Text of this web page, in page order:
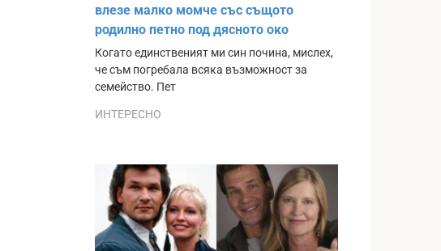
влезе малко момче със същото
родилно петно под дясното око
Когато единственият ми син почина, мислех,
че съм погребала всяка възможност за
семейство. Пет
ИНТЕРЕСНО